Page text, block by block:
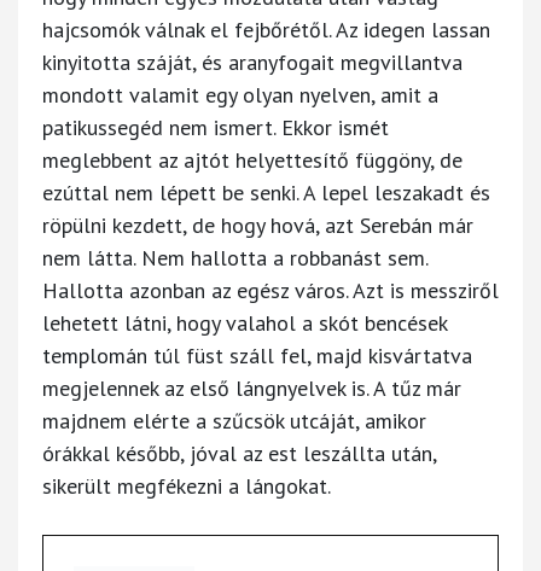
hajcsomók válnak el fejbőrétől. Az idegen lassan
kinyitotta száját, és aranyfogait megvillantva
mondott valamit egy olyan nyelven, amit a
patikussegéd nem ismert. Ekkor ismét
meglebbent az ajtót helyettesítő függöny, de
ezúttal nem lépett be senki. A lepel leszakadt és
röpülni kezdett, de hogy hová, azt Serebán már
nem látta. Nem hallotta a robbanást sem.
Hallotta azonban az egész város. Azt is messziről
lehetett látni, hogy valahol a skót bencések
templomán túl füst száll fel, majd kisvártatva
megjelennek az első lángnyelvek is. A tűz már
majdnem elérte a szűcsök utcáját, amikor
órákkal később, jóval az est leszállta után,
sikerült megfékezni a lángokat.